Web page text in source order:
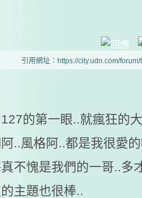
引用網址：https://city.udn.com/
的第一眼..就瘋狂的
..風格阿..都是我很愛
不愧是我們的一哥..多
主題也很棒..